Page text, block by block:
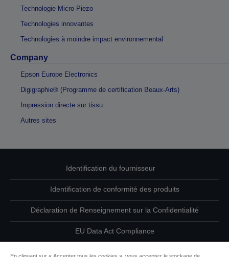
Technologie Micro Piezo
Technologies innovantes
Technologies à moindre impact environnemental
Company
Epson Europe Electronics
Digigraphie® (Programme de certification Beaux-Arts)
Impression directe sur tissu
Autres sites
Identification du fournisseur
Identification de conformité des produits
Déclaration de Renseignement sur la Confidentialité
EU Data Act Compliance